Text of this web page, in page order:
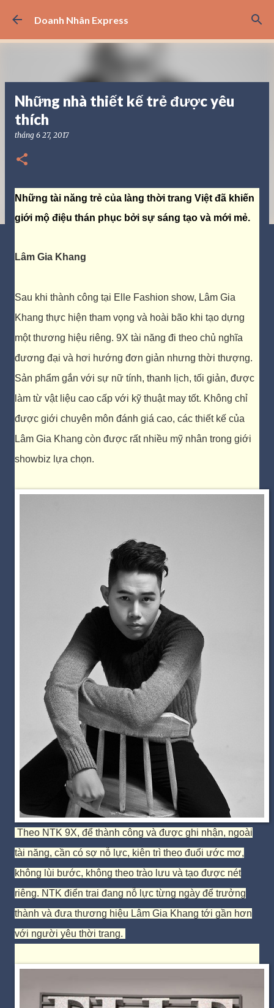
Chuyển đến nội dung chính
Doanh Nhân Express
Những nhà thiết kế trẻ được yêu
thích
tháng 6 27, 2017
Những tài năng trẻ của làng thời trang Việt đã khiến
giới mộ điệu thán phục bởi sự sáng tạo và mới mẻ.
Lâm Gia Khang
Sau khi thành công tại Elle Fashion show, Lâm Gia
Khang thực hiện tham vọng và hoài bão khi tạo dựng
một thương hiệu riêng. 9X tài năng đi theo chủ nghĩa
đương đại và hơi hướng đơn giản nhưng thời thượng.
Sản phẩm gắn với sự nữ tính, thanh lịch, tối giản, được
làm từ vật liệu cao cấp với kỹ thuật may tốt. Không chỉ
được giới chuyên môn đánh giá cao, các thiết kế của
Lâm Gia Khang còn được rất nhiều mỹ nhân trong giới
showbiz lựa chọn.
Theo NTK 9X, để thành công và được ghi nhận, ngoài
tài năng, cần có sợ nỗ lực, kiên trì theo đuổi ước mơ,
không lùi bước, không theo trào lưu và tạo được nét
riêng. NTK điển trai đang nỗ lực từng ngày để trưởng
thành và đưa thương hiệu Lâm Gia Khang tới gần hơn
với người yêu thời trang.